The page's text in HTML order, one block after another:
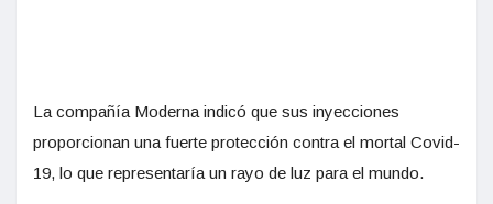
La compañía Moderna indicó que sus inyecciones
proporcionan una fuerte protección contra el mortal Covid-
19, lo que representaría un rayo de luz para el mundo.